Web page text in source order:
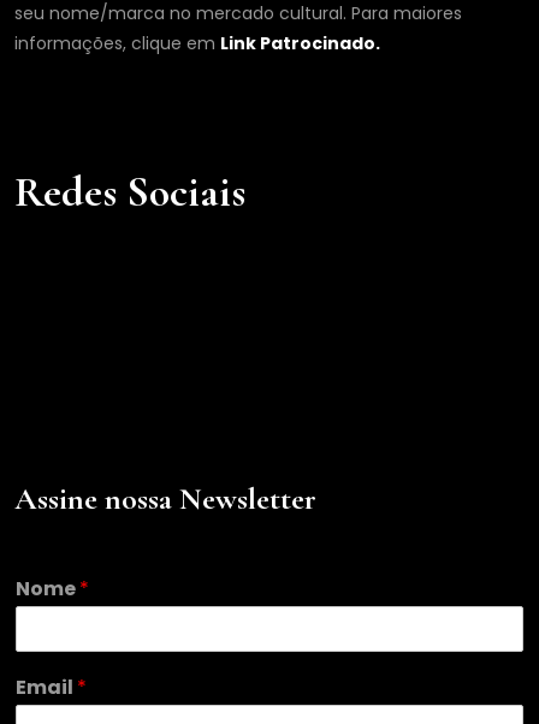
seu nome/marca no mercado cultural. Para maiores
informações, clique em Link Patrocinado.
Redes Sociais
Assine nossa Newsletter
Nome*
E
m
Email *